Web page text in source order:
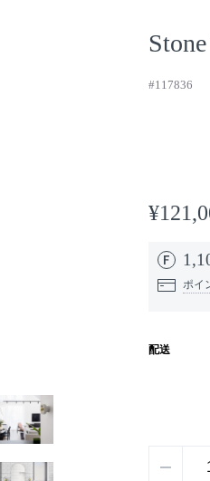
#117836
ポイ
配送